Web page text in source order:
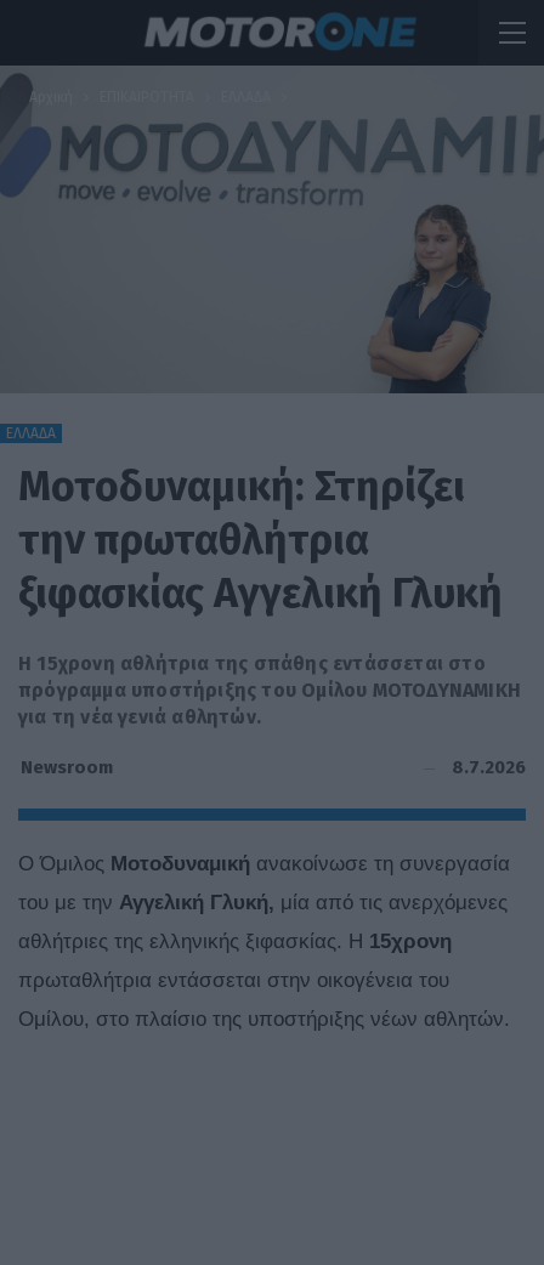
Αρχική
ΕΛΛΑΔΑ
Μοτοδυναμική: Στηρίζει
την πρωταθλήτρια
ξιφασκίας Αγγελική Γλυκή
Η 15χρονη αθλήτρια της σπάθης εντάσσεται στο
πρόγραμμα υποστήριξης του Ομίλου ΜΟΤΟΔΥΝΑΜΙΚΗ
για τη νέα γενιά αθλητών.
Newsroom 8.7.2026
Ο Όμιλος Μοτοδυναμική ανακοίνωσε τη συνεργασία
του με την Αγγελική Γλυκή, μία από τις ανερχόμενες
αθλήτριες της ελληνικής ξιφασκίας. Η 15χρονη
πρωταθλήτρια εντάσσεται στην οικογένεια του
Ομίλου, στο πλαίσιο της υποστήριξης νέων αθλητών.